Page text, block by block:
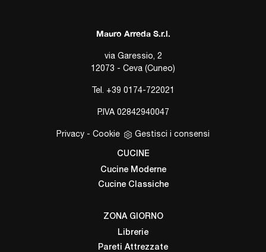
Mauro Arreda S.r.l.
via Garessio, 2
12073 - Ceva (Cuneo)
Tel. +39 0174-722021
P.IVA 02842940047
Privacy - Cookie Gestisci i consensi
CUCINE
Cucine Moderne
Cucine Classiche
ZONA GIORNO
Librerie
Pareti Attrezzate